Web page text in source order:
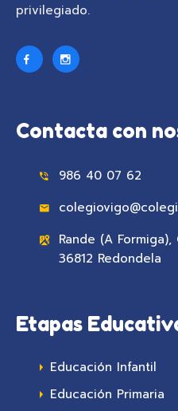
privilegiado.
Contacta con
986 40 07 62
Rande (A
36812 Redondela
Etapas
Educación Infantil
Educación Primaria